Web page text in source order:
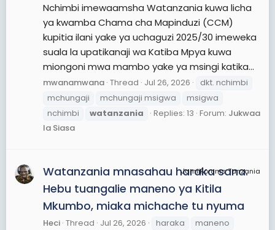
Nchimbi imewaamsha Watanzania kuwa licha
ya kwamba Chama cha Mapinduzi (CCM)
kupitia ilani yake ya uchaguzi 2025/30 imeweka
suala la upatikanaji wa Katiba Mpya kuwa
miongoni mwa mambo yake ya msingi katika...
mwanamwana Thread Jul 26, 2026
dkt. nchimbi
mchungaji
mchungaji msigwa
msigwa
nchimbi
watanzania Replies: 13 Forum: Jukwaa
la Siasa
JamiiForums Tanzania
Watanzania mnasahau haraka sana.
Hebu tuangalie maneno ya Kitila
Mkumbo, miaka michache tu nyuma
Heci Thread Jul 26, 2026 haraka
maneno